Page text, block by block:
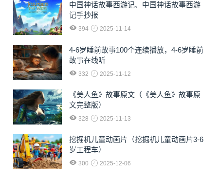
中国神话故事西游记、中国神话故事西游
记手抄报
394 2025-11-14
4-6岁睡前故事100个连续播放，4-6岁睡前
故事在线听
332 2025-11-12
《美人鱼》故事原文（《美人鱼》故事原
文完整版）
328 2025-11-13
挖掘机儿童动画片（挖掘机儿童动画片3-6
岁工程车）
300 2025-12-06